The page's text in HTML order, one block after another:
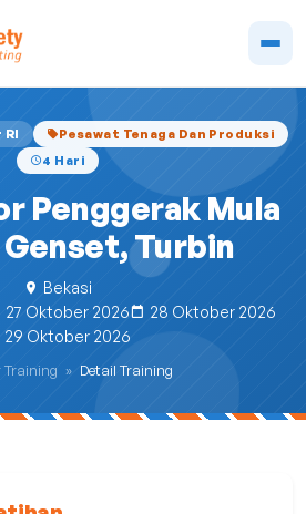
Pesawat Tenaga Dan Produksi
4 Hari
Penggerak Mula
Genset, Turbin
Bekasi
27 Oktober 2026
28 Oktober 2026
29 Oktober 2026
» Detail Training